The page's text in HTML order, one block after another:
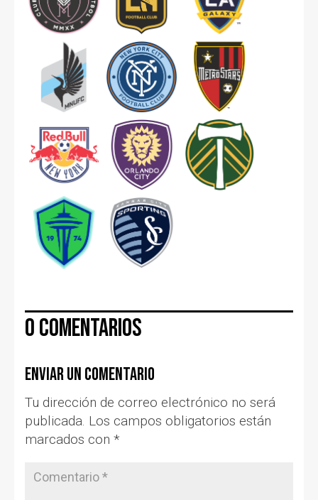
0 comentarios
Enviar un comentario
Tu dirección de correo electrónico no será
publicada. Los campos obligatorios están
marcados con *